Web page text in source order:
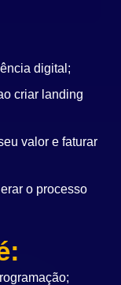
digital;
criar landing
valor e faturar
o processo